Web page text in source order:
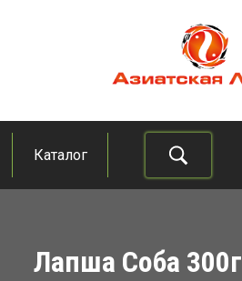
Азиатская лавка
Продукты из восточно-азиатских стран
Каталог
Лапша Соба